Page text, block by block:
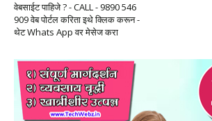
वेबसाईट पाहिजे ? - CALL - 9890 546
909 वेब पोर्टल करिता इथे क्लिक करून -
थेट Whats App वर मेसेज करा